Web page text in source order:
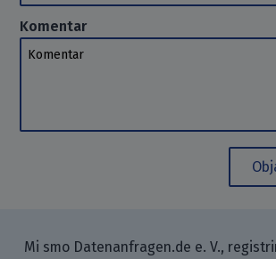
Komentar
Komentar
Mi smo Datenanfragen.de e. V.,